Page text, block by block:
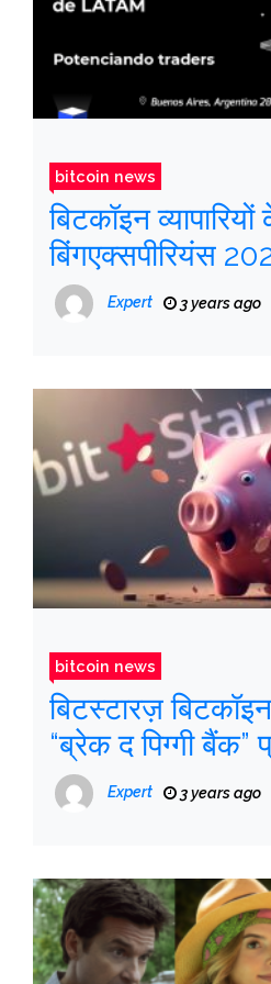
bitcoin news
बिटकॉइन
बिंगएक्सपीरियंस
उतरने वाला है
Expert 3 years ago
bitcoin news
बिटस्टारज़
“ब्रेक द पिग्गी बैंक”
पेशकश करता है
Expert 3 years ago